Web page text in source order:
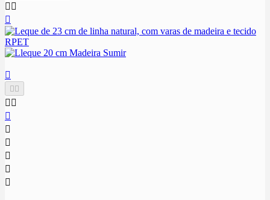
 



 





